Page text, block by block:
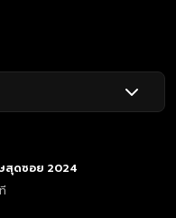
ษสุดซอย 2024